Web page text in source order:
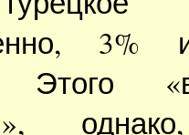
Этого